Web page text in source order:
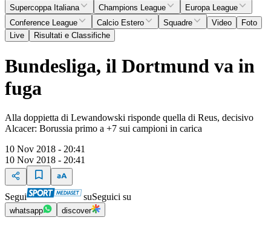
Supercoppa Italiana
Champions League
Europa League
Conference League
Calcio Estero Squadre Video
Foto
Live
Risultati e Classifiche
Bundesliga, il Dortmund va in
fuga
Alla doppietta di Lewandowski risponde quella di Reus, decisivo
Alcacer: Borussia primo a +7 sui campioni in carica
10 Nov 2018 - 20:41
10 Nov 2018 - 20:41
Segui suSeguici su
whatsapp discover